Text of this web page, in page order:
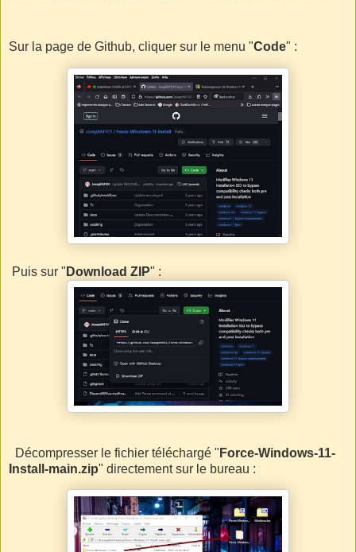
Sur la page de Github, cliquer sur le menu "Code" :
Puis sur " Download ZIP" :
Décompresser le fichier téléchargé " Force-Windows-11-
Install-main.zip" directement sur le bureau :